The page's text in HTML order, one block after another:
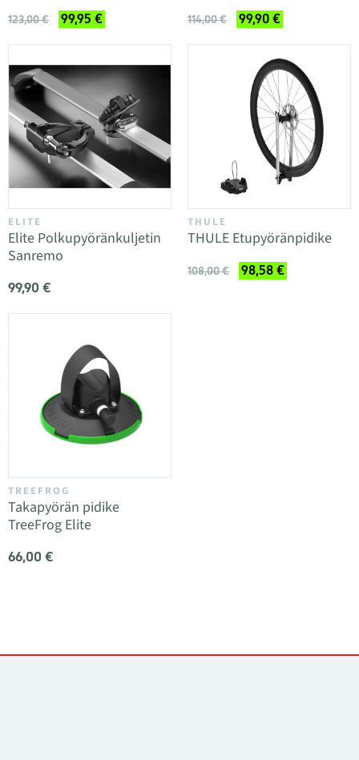
123,00 € 99,95 € 114,00 € 99,90 €
ELITE
Elite Polkupyöränkuljetin
Sanremo
99,90 €
THULE
THULE Etupyöränpidike
108,00 € 98,58 €
TREEFROG
Takapyörän pidike
TreeFrog Elite
66,00 €